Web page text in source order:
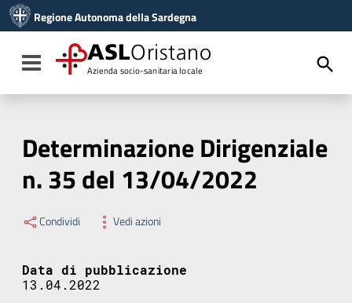
Vai al menu di navigazione
Vai al footer
Regione Autonoma della Sardegna
Toggle navigation
ASLOristano
Azienda socio-sanitaria locale
Determinazione Dirigenziale
n. 35 del 13/04/2022
Condividi Vedi azioni
Data di pubblicazione
13.04.2022